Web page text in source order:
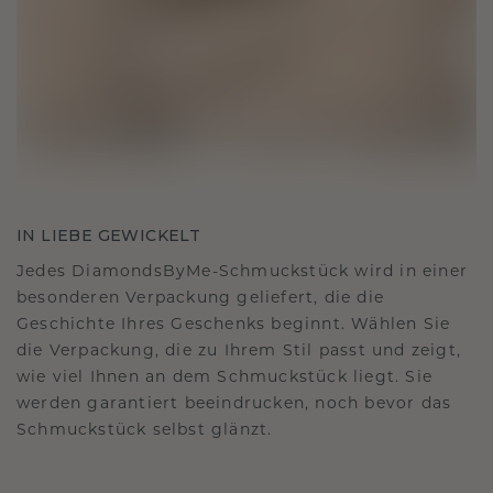
IN LIEBE GEWICKELT
Jedes DiamondsByMe-Schmuckstück wird in einer
besonderen Verpackung geliefert, die die
Geschichte Ihres Geschenks beginnt. Wählen Sie
die Verpackung, die zu Ihrem Stil passt und zeigt,
wie viel Ihnen an dem Schmuckstück liegt. Sie
werden garantiert beeindrucken, noch bevor das
Schmuckstück selbst glänzt.